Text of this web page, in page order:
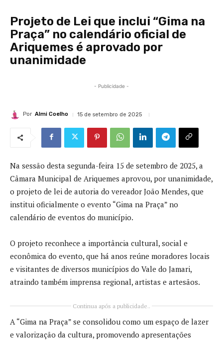
Projeto de Lei que inclui “Gima na
Praça” no calendário oficial de
Ariquemes é aprovado por
unanimidade
- Publicidade -
Por Almi Coelho 15 de setembro de 2025
Na sessão desta segunda-feira 15 de setembro de 2025, a
Câmara Municipal de Ariquemes aprovou, por unanimidade,
o projeto de lei de autoria do vereador João Mendes, que
institui oficialmente o evento “Gima na Praça” no
calendário de eventos do município.
O projeto reconhece a importância cultural, social e
econômica do evento, que há anos reúne moradores locais
e visitantes de diversos municípios do Vale do Jamari,
atraindo também imprensa regional, artistas e artesãos.
Continua após a publicidade..
A “Gima na Praça” se consolidou como um espaço de lazer
e valorização da cultura, promovendo apresentações